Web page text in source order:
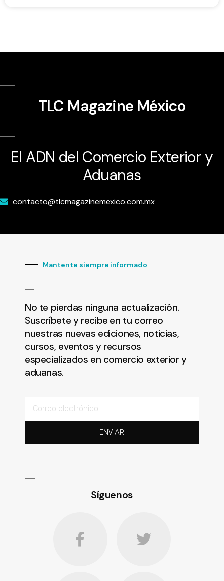
TLC Magazine México
El ADN del Comercio Exterior y
Aduanas
contacto@tlcmagazinemexico.com.mx
Mantente siempre informado
No te pierdas ninguna actualización.
Suscríbete y recibe en tu correo
nuestras nuevas ediciones, noticias,
cursos, eventos y recursos
especializados en comercio exterior y
aduanas.
ENVIAR
Síguenos